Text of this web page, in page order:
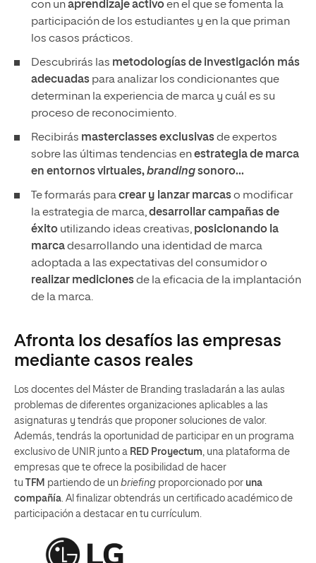
con unaprendizaje activoen el que se fomenta la
participación de los estudiantes y en la que priman
los casos prácticos.
Descubrirás las metodologías de investigación más
adecuadas para analizar los condicionantes que
determinan la experiencia de marca y cuál es su
proceso de reconocimiento.
Recibirás masterclasses exclusivasde expertos
sobre las últimas tendencias enestrategia de marca
en entornos virtuales,brandingsonoro...
Te formarás paracrear y lanzar marcaso modificar
la estrategia de marca,desarrollar campañas de
éxito utilizando ideas creativas, posicionando la
marcadesarrollando una identidad de marca
adoptada a las expectativas del consumidor o
realizar medicionesde la eficacia de la implantación
de la marca.
Afronta los desafíos las empresas
mediante casos reales
Los docentes del Máster de Branding trasladarán a las aulas
problemas de diferentes organizaciones aplicables a las
asignaturas y tendrás que proponer soluciones de valor.
Además, tendrás la oportunidad de participar en un programa
exclusivo de UNIR junto a RED Proyectum, una plataforma de
empresas que te ofrece la posibilidad de hacer
tu
TFM partiendo de un briefing proporcionado por una
compañía. Al finalizar obtendrás un certificado académico de
participación a destacar en tu currículum.